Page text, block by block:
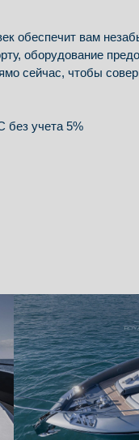
обеспечит вам
оборудование
сейчас, чтобы
учета 5%